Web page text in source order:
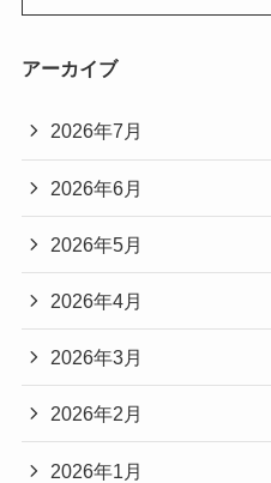
アーカイブ
2026年7月
2026年6月
2026年5月
2026年4月
2026年3月
2026年2月
2026年1月